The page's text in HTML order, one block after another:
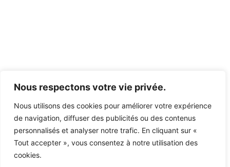
Nous respectons votre vie privée.
Nous utilisons des cookies pour améliorer votre expérience
de navigation, diffuser des publicités ou des contenus
personnalisés et analyser notre trafic. En cliquant sur «
Tout accepter », vous consentez à notre utilisation des
cookies.